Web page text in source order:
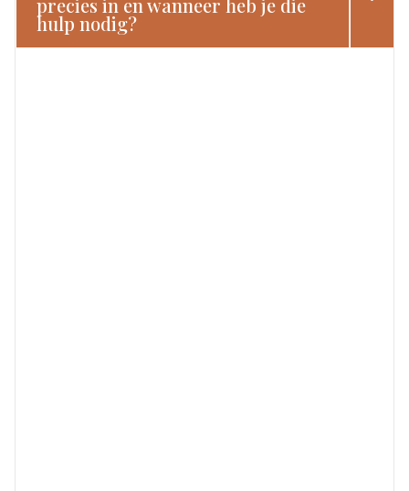
precies in en wanneer heb je die
hulp nodig?